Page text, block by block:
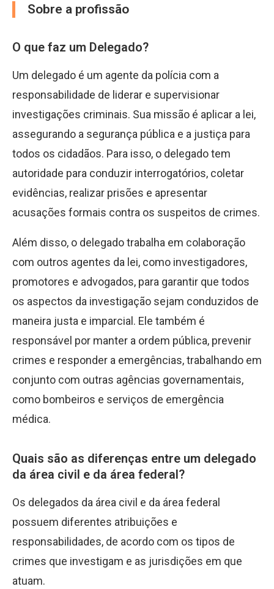
Sobre a profissão
O que faz um Delegado?
Um delegado é um agente da polícia com a
responsabilidade de liderar e supervisionar
investigações criminais. Sua missão é aplicar a lei,
assegurando a segurança pública e a justiça para
todos os cidadãos. Para isso, o delegado tem
autoridade para conduzir interrogatórios, coletar
evidências, realizar prisões e apresentar
acusações formais contra os suspeitos de crimes.
Além disso, o delegado trabalha em colaboração
com outros agentes da lei, como investigadores,
promotores e advogados, para garantir que todos
os aspectos da investigação sejam conduzidos de
maneira justa e imparcial. Ele também é
responsável por manter a ordem pública, prevenir
crimes e responder a emergências, trabalhando em
conjunto com outras agências governamentais,
como bombeiros e serviços de emergência
médica.
Quais são as diferenças entre um delegado
da área civil e da área federal?
Os delegados da área civil e da área federal
possuem diferentes atribuições e
responsabilidades, de acordo com os tipos de
crimes que investigam e as jurisdições em que
atuam.